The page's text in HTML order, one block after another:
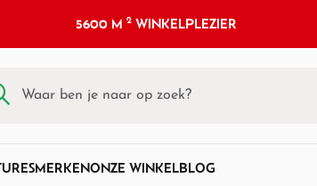
5600 M2 WINKELPLEZIER
MERKENONZE WINKELBLOG